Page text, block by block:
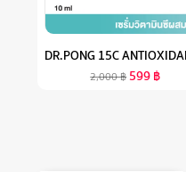
2,000฿ 599฿